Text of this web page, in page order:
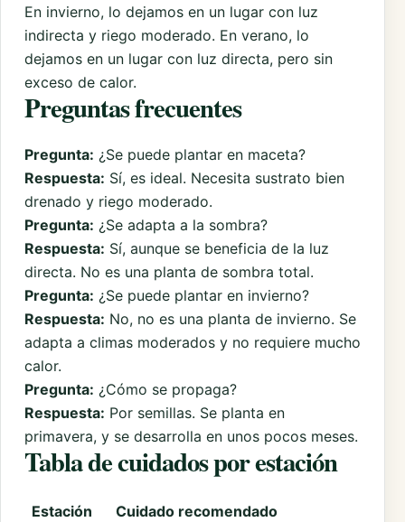
En invierno, lo dejamos en un lugar con luz
indirecta y riego moderado. En verano, lo
dejamos en un lugar con luz directa, pero sin
exceso de calor.
Preguntas frecuentes
Pregunta: ¿Se puede plantar en maceta?
Respuesta: Sí, es ideal. Necesita sustrato bien
drenado y riego moderado.
Pregunta: ¿Se adapta a la sombra?
Respuesta: Sí, aunque se beneficia de la luz
directa. No es una planta de sombra total.
Pregunta: ¿Se puede plantar en invierno?
Respuesta: No, no es una planta de invierno. Se
adapta a climas moderados y no requiere mucho
calor.
Pregunta: ¿Cómo se propaga?
Respuesta: Por semillas. Se planta en
primavera, y se desarrolla en unos pocos meses.
Tabla de cuidados por estación
Estación
Cuidado recomendado